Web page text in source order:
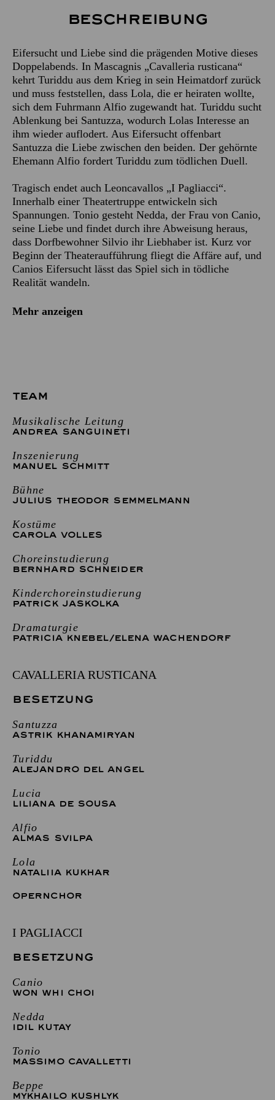
Beschreibung
Eifersucht und Liebe sind die prägenden Motive dieses
Doppelabends. In Mascagnis „Cavalleria rusticana“
kehrt Turiddu aus dem Krieg in sein Heimatdorf zurück
und muss feststellen, dass Lola, die er heiraten wollte,
sich dem Fuhrmann Alfio zugewandt hat. Turiddu sucht
Ablenkung bei Santuzza, wodurch Lolas Interesse an
ihm wieder auflodert. Aus Eifersucht offenbart
Santuzza die Liebe zwischen den beiden. Der gehörnte
Ehemann Alfio fordert Turiddu zum tödlichen Duell.
Tragisch endet auch Leoncavallos „I Pagliacci“.
Innerhalb einer Theatertruppe entwickeln sich
Spannungen. Tonio gesteht Nedda, der Frau von Canio,
seine Liebe und findet durch ihre Abweisung heraus,
dass Dorfbewohner Silvio ihr Liebhaber ist. Kurz vor
Beginn der Theateraufführung fliegt die Affäre auf, und
Canios Eifersucht lässt das Spiel sich in tödliche
Realität wandeln.
Mehr anzeigen
TEAM
Musikalische Leitung
ANDREA SANGUINETI
Inszenierung
MANUEL SCHMITT
Bühne
JULIUS THEODOR SEMMELMANN
Kostüme
CAROLA VOLLES
Choreinstudierung
BERNHARD SCHNEIDER
Kinderchoreinstudierung
PATRICK JASKOLKA
Dramaturgie
PATRICIA KNEBEL/ELENA WACHENDORF
CAVALLERIA RUSTICANA
BESETZUNG
Santuzza
ASTRIK KHANAMIRYAN
Turiddu
ALEJANDRO DEL ANGEL
Lucia
LILIANA DE SOUSA
Alfio
ALMAS SVILPA
Lola
NATALIIA KUKHAR
OPERNCHOR
I PAGLIACCI
BESETZUNG
Canio
WON WHI CHOI
Nedda
IDIL KUTAY
Tonio
MASSIMO CAVALLETTI
Beppe
MYKHAILO KUSHLYK